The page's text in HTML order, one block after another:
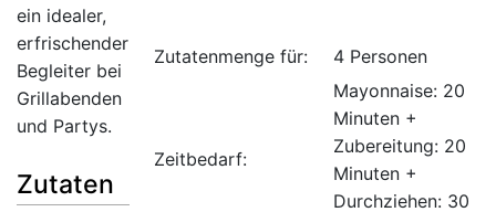
Zutatenmenge für: 4 Personen
Zeitbedarf:
Mayonnaise: 20
Minuten +
Zubereitung: 20
Minuten +
Durchziehen: 30
ein idealer,
erfrischender
Begleiter bei
Grillabenden
und Partys.
Zutaten